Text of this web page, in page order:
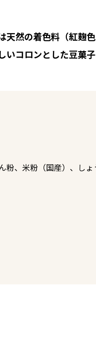
天然の着色料（紅麹
いコロンとした豆菓
、米粉（国産）、し